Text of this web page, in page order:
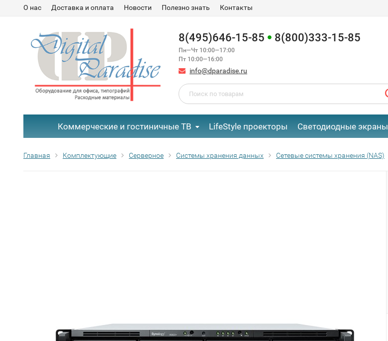
О нас Доставка и оплата Новости Полезно знать Контакты
8(495)646-15-85 8(800)333-15-85
Пн—Чт 10:00—17:00
Пт 10:00—16:00
info@dparadise.ru
Коммерческие и гостиничные ТВ LifeStyle проекторы Светодиодные экраны
Главная Комплектующие Серверное Системы хранения данных Сетевые системы хранения (NAS)